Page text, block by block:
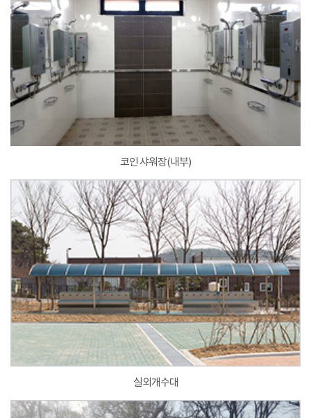
코인 샤워장(내부)
실외개수대